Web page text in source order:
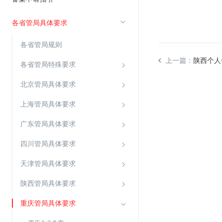
各省管局具体要求
各省管局规则
各省管局特殊要求
北京管局具体要求
上海管局具体要求
广东管局具体要求
四川管局具体要求
天津管局具体要求
陕西管局具体要求
重庆管局具体要求
视频云服务
云直播(KLS)
云转码(KET)
云安全
金山云云防火墙
云堡垒机
高防IP(KAD)
DDoS原生高防
上一篇： 陕西个